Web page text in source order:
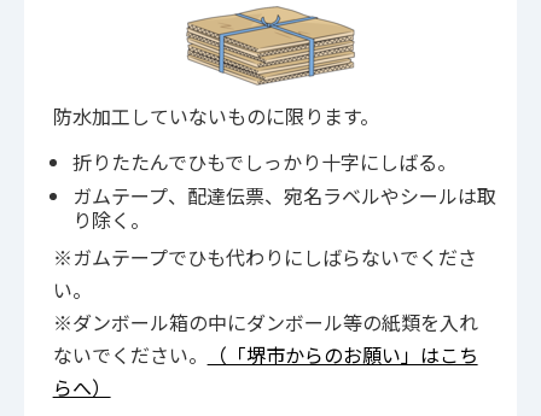
防水加工していないものに限ります。
折りたたんでひもでしっかり十字にしばる。
ガムテープ、配達伝票、宛名ラベルやシールは取
り除く。
※ガムテープでひも代わりにしばらないでくださ
い。
※ダンボール箱の中にダンボール等の紙類を入れ
ないでください。
（「堺市からのお願い」はこち
らへ）